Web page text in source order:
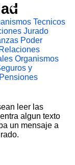
Tecnicos
Jurado
Poder
Relaciones
Organismos
y
leer las
algun texto
un mensaje a